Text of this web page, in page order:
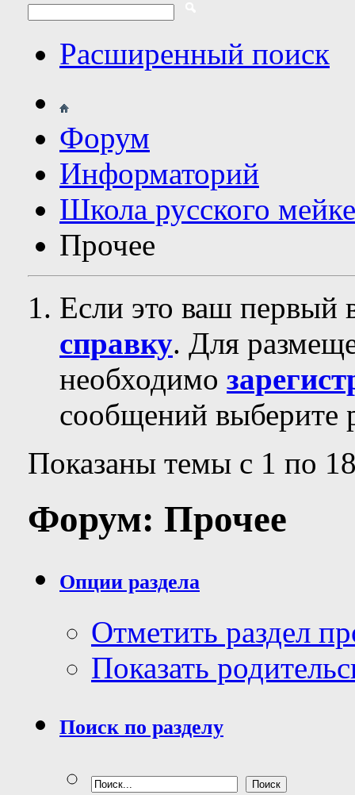
Расширенный поиск
Форум
Информаторий
Школа русского
Прочее
Если это ваш первый
справку. Для
необходимо
сообщений выберите
Показаны темы с 1 по
Форум: Прочее
Опции раздела
Отметить раздел
Показать
Поиск по разделу